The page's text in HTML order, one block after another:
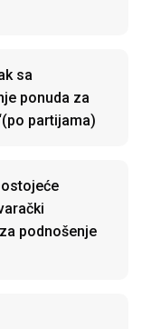
sa
ponuda za
partijama)
podnošenje